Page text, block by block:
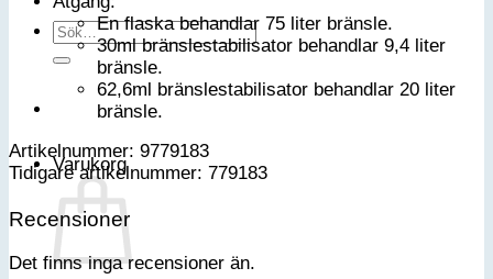
Sök
efter:
Varukorg
En flaska behandlar 75 liter bränsle.
30ml bränslestabilisator behandlar 9,4 liter
bränsle.
62,6ml bränslestabilisator behandlar 20 liter
bränsle.
Artikelnummer: 9779183
Tidigare artikelnummer: 779183
Recensioner
Det finns inga recensioner än.